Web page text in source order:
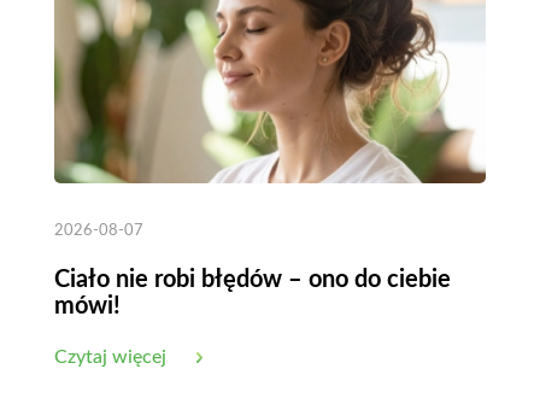
2026-08-07
Ciało nie robi błędów – ono do ciebie
mówi!
Czytaj więcej